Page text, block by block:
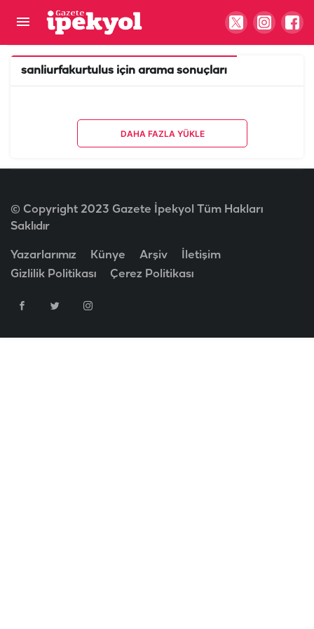
sanliurfakurtulus için arama sonuçları
DAHA FAZLA YÜKLE
© Copyright 2023 Gazete İpekyol Tüm Hakları
Saklıdır
Yazarlarımız Künye Arşiv
İletişim
Gizlilik Politikası
Çerez Politikası